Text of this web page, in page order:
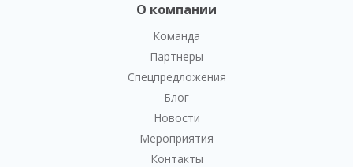
О компании
Команда
Партнеры
Спецпредложения
Блог
Новости
Мероприятия
Контакты